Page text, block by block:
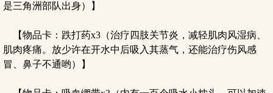
是三角洲部队出身）】
【物品卡：跌打药x3（治疗四肢关节炎，减轻肌肉风湿病、
肌肉疼痛。放少许在开水中后吸入其蒸气，还能治疗伤风感
冒、鼻子不通哟）】